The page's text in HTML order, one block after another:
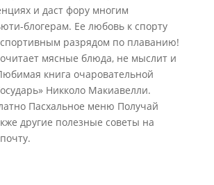
и даст фору многим
блогерам. Ее любовь к спорту
разрядом по плаванию!
мясные блюда, не мыслит и
книга очаровательной
Никколо Макиавелли.
Пасхальное меню Получай
другие полезные советы на